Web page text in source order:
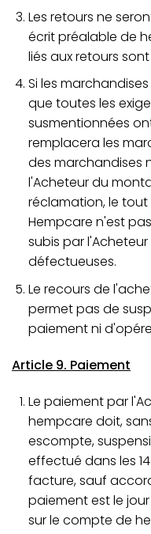
Les retours ne
écrit préalable de
liés aux retours
Si les
que toutes les
susmentionnées
remplacera les
des marchandises
l'Acheteur du
réclamation, le
Hempcare n'est
subis par
défectueuses.
Le recours de
permet pas de
paiement ni
Article 9. Paiement
Le paiement par
hempcare doit,
escompte,
effectué dans les
facture, sauf
paiement est le
sur le compte de